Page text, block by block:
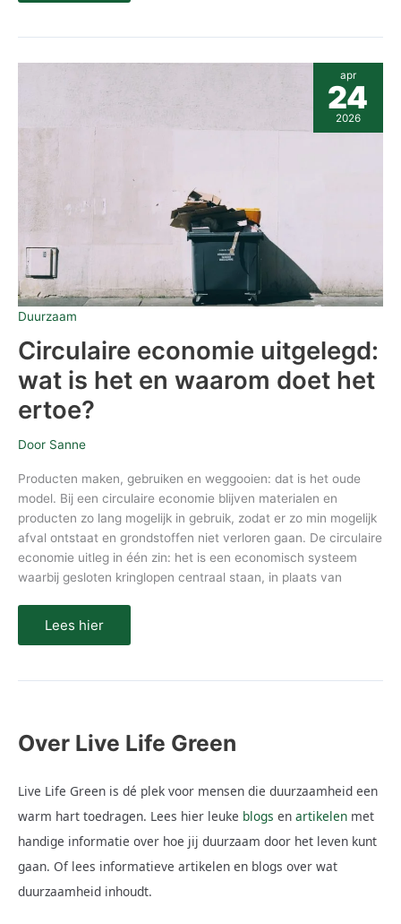
Duurzaam
Circulaire economie uitgelegd:
wat is het en waarom doet het
ertoe?
Door Sanne
Producten maken, gebruiken en weggooien: dat is het oude
model. Bij een circulaire economie blijven materialen en
producten zo lang mogelijk in gebruik, zodat er zo min mogelijk
afval ontstaat en grondstoffen niet verloren gaan. De circulaire
economie uitleg in één zin: het is een economisch systeem
waarbij gesloten kringlopen centraal staan, in plaats van
Circulaire
uitgelegd:
ertoe?
Lees hier
apr
24
2026
Over Live Life Green
Live Life Green is dé plek voor mensen die duurzaamheid een
warm hart toedragen. Lees hier leuke blogs en artikelen met
handige informatie over hoe jij duurzaam door het leven kunt
gaan. Of lees informatieve artikelen en blogs over wat
duurzaamheid inhoudt.